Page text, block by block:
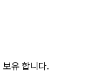
유 합니다.